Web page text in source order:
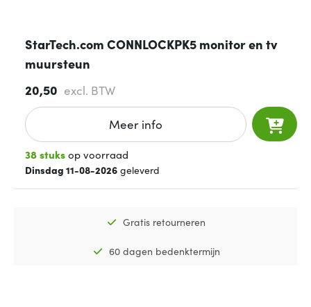
StarTech.com CONNLOCKPK5 monitor en tv
muursteun
20,50 excl. BTW
Meer info
38 stuksop voorraad
Dinsdag 11-08-2026 geleverd
Gratis retourneren
60 dagen bedenktermijn